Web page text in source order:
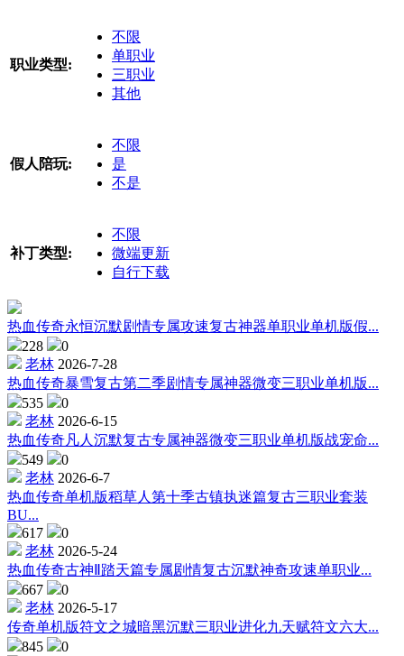
职业类型:
不限
单职业
三职业
其他
假人陪玩:
不限
是
不是
补丁类型:
不限
微端更新
自行下载
热血传奇永恒沉默剧情专属攻速复古神器单职业单机版假...
228
0
老林 2026-7-28
热血传奇暴雪复古第二季剧情专属神器微变三职业单机版...
535
0
老林 2026-6-15
热血传奇凡人沉默复古专属神器微变三职业单机版战宠命...
549
0
老林 2026-6-7
热血传奇单机版稻草人第十季古镇执迷篇复古三职业套装
BU...
617
0
老林 2026-5-24
热血传奇古神Ⅱ踏天篇专属剧情复古沉默神奇攻速单职业...
667
0
老林 2026-5-17
传奇单机版符文之城暗黑沉默三职业进化九天赋符文六大...
845
0